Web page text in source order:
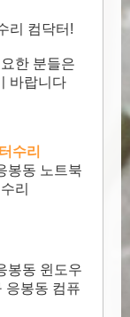
리 컴닥터!
한 분들은
바랍니다
수리
봉동 노트북
리
봉동 윈도우
응봉동 컴퓨